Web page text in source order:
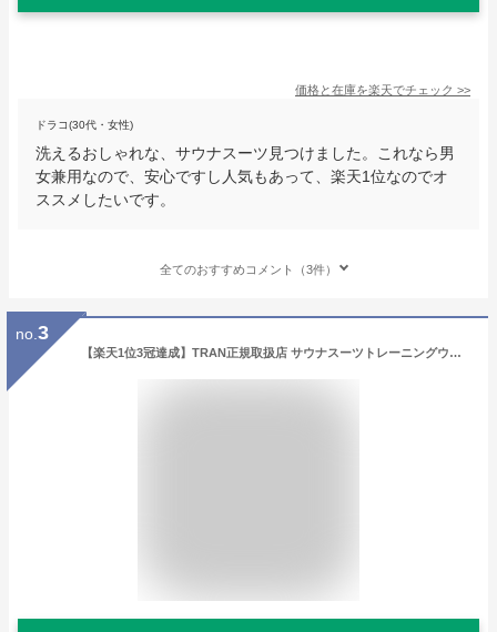
価格と在庫を楽天でチェック >>
ドラコ(30代・女性)
洗えるおしゃれな、サウナスーツ見つけました。これなら男
女兼用なので、安心ですし人気もあって、楽天1位なのでオ
ススメしたいです。
全てのおすすめコメント（3件）
no. 3
【楽天1位3冠達成】TRAN正規取扱店 サウナスーツトレーニングウェア TRAN トラン 発汗 ダイエット トレーニング ランニング メンズ レディース ブラック グレー ブルー レッド グリーン